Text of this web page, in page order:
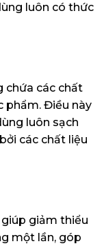
luôn có thức
chứa các chất
phẩm. Điều này
luôn sạch
các chất liệu
giảm thiểu
một lần, góp